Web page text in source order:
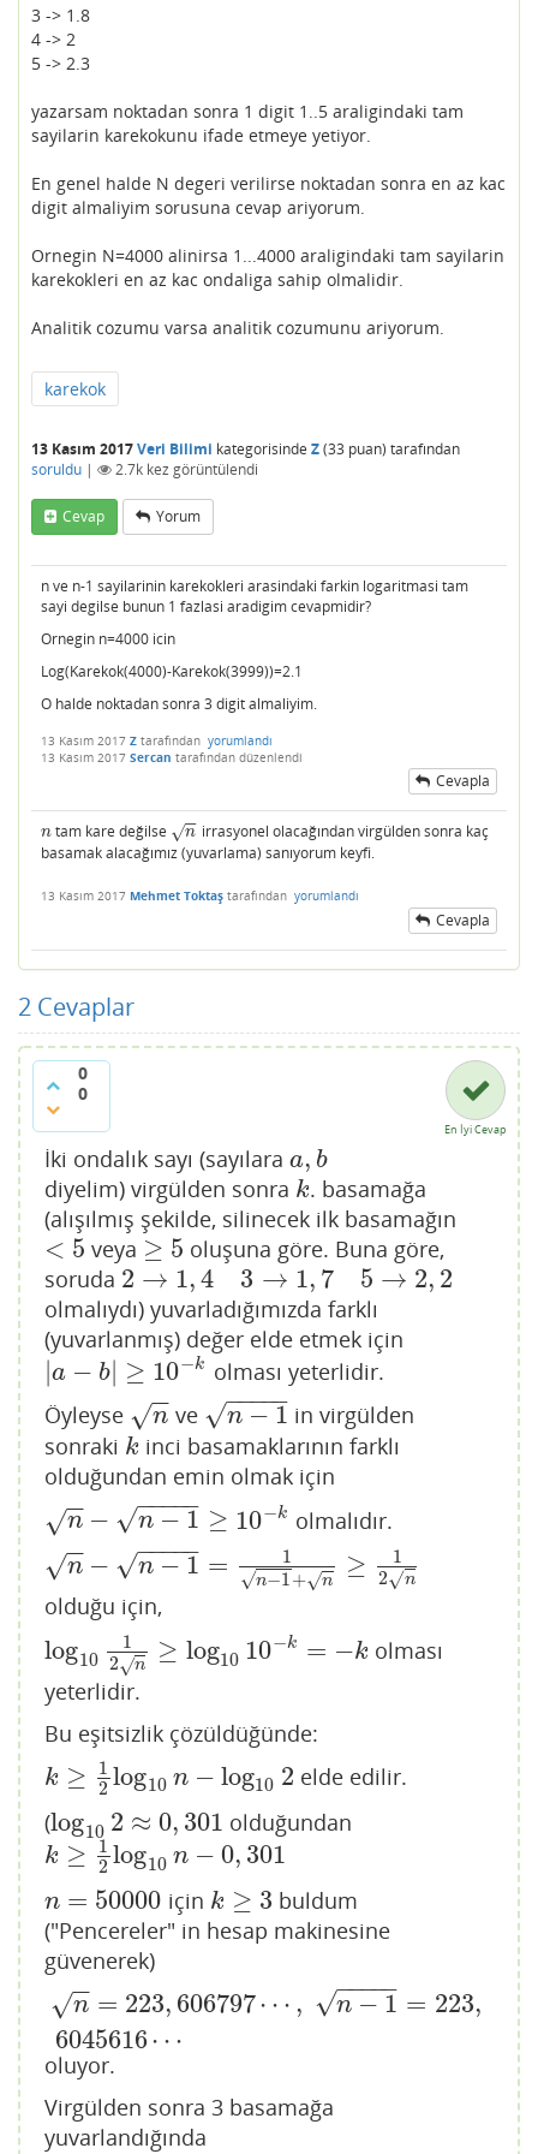
3 -> 1.8
4 -> 2
5 -> 2.3
yazarsam noktadan sonra 1 digit 1..5 araligindaki tam
sayilarin karekokunu ifade etmeye yetiyor.
En genel halde N degeri verilirse noktadan sonra en az kac
digit almaliyim sorusuna cevap ariyorum.
Ornegin N=4000 alinirsa 1...4000 araligindaki tam sayilarin
karekokleri en az kac ondaliga sahip olmalidir.
Analitik cozumu varsa analitik cozumunu ariyorum.
karekok
13 Kasım 2017Veri Bilimi kategorisinde Z(33 puan) tarafından
soruldu | 2.7k kez görüntülendi
Cevap Yorum
n ve n-1 sayilarinin karekokleri arasindaki farkin logaritmasi tam
sayi degilse bunun 1 fazlasi aradigim cevapmidir?
Ornegin n=4000 icin
Log(Karekok(4000)-Karekok(3999))=2.1
O halde noktadan sonra 3 digit almaliyim.
13 Kasım 2017 Z tarafından yorumlandı
13 Kasım 2017 Sercan tarafından düzenlendi
Cevapla
n
ntam kare değilse n
−
−
√
n
irrasyonel olacağından virgülden sonra kaç
basamak alacağımız (yuvarlama) sanıyorum keyfi.
13 Kasım 2017 Mehmet Toktaş tarafından yorumlandı
Cevapla
2 Cevaplar
0
0
En İyi Cevap
İki ondalık sayı (sayılara a, b
a,b
diyelim) virgülden sonra k
k. basamağa
(alışılmış şekilde, silinecek ilk basamağın
< 5
<5 veya ≥ 5
≥5
oluşuna göre. Buna göre,
soruda 2 → 1,4 3 → 1, 7 5 → 2, 2
2 →1 43 → 75 →2 2
olmalıydı) yuvarladığımızda farklı
(yuvarlanmış) değer elde etmek için
|a − b| ≥ 10−k
|a −b |≥ 10− k
olması yeterlidir.
Öyleyse
n
−
−
√
n ve n − 1
− −
−−−
√
n−1
in virgülden
sonraki k
k inci basamaklarının farklı
olduğundan emin olmak için
n
−
−
√ − n − 1
− −
−−−
√ ≥ 10−k
n−n −1≥10− k olmalıdır.
n
−
−
√ − n − 1
− −
−−−
√ = 1
n−1
√ + n
√
≥
1
2
n
√
n−n −1=1n− 1+ n≥ 12 n
olduğu için,
log10
1
2
n
√ ≥ log10 10−k = −k
log10 12n≥ log 1010− k=−k
olması
yeterlidir.
Bu eşitsizlik çözüldüğünde:
k ≥
1
2 log10 n − log10 2
k≥ 12 log10n− log102
elde edilir.
(log10 2 ≈ 0, 301
log10 2≈ 0,301 olduğundan
k ≥
1
2 log10 n − 0, 301
k≥ 12 log10n− 0, 301
n = 50000
n=50000 için k ≥ 3
k≥ 3
buldum
("Pencereler" in hesap makinesine
güvenerek)
n
−
−
√ = 223, 606797⋯ , n − 1
− −
−−−
√ = 223,
6045616⋯
n=223, 606797⋯, n−1= 223 6045616⋯
oluyor.
Virgülden sonra 3 basamağa
yuvarlandığında